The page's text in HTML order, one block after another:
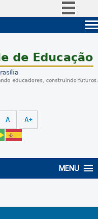
Participe
Acesso à informação
Estude na UnB
Graduação
Pós-Graduação
A A+
MENU